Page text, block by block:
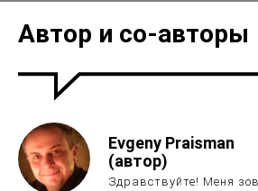
РУЧЕЙ
МУЗЕЙ РАЛЛИ
КЕЙСАРИЯ И
АКВЕДУК
Автор и со-авторы
Evgeny Praisman
(автор)
Здравствуйте! Меня